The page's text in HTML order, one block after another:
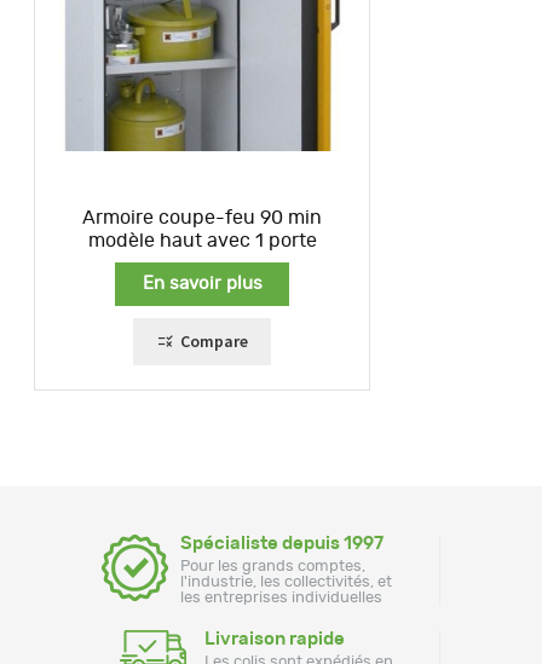
Armoire coupe-feu 90 min
modèle haut avec 1 porte
En savoir plus
Compare
Spécialiste depuis 1997
Pour les grands comptes,
l'industrie, les collectivités, et
les entreprises individuelles
Livraison rapide